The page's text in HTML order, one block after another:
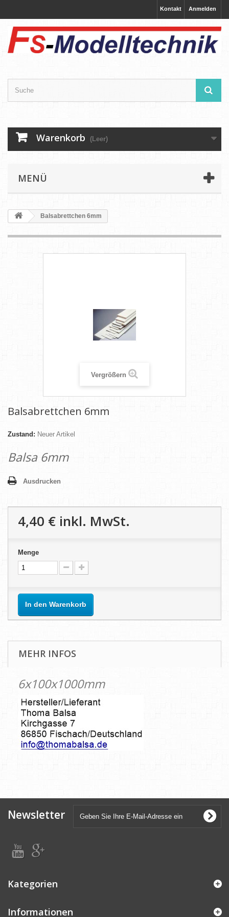
Anmelden
Kontakt
Warenkorb (Leer)
MENÜ
Balsabrettchen 6mm
Vergrößern
Balsabrettchen 6mm
Zustand: Neuer Artikel
Balsa 6mm
Ausdrucken
4,40 € inkl. MwSt.
Menge
In den Warenkorb
MEHR INFOS
6x100x1000mm
Newsletter
Kategorien
Informationen